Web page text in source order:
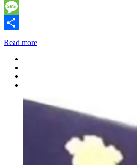
Telegram
Message
Share
Read more